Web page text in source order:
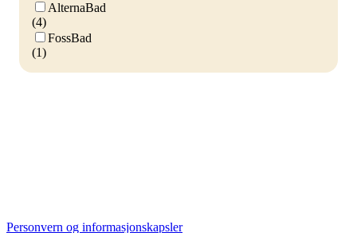
AlternaBad
(4)
FossBad
(1)
Personvern og informasjonskapsler